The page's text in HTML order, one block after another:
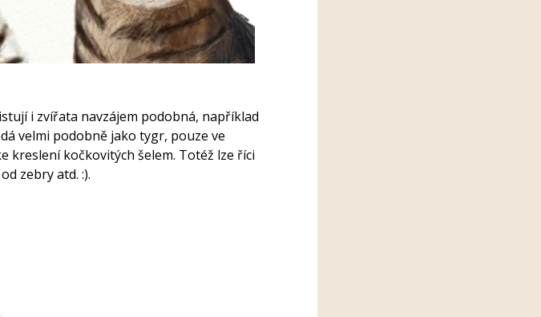
i zvířata navzájem podobná, například
velmi podobně jako tygr, pouze ve
kreslení kočkovitých šelem. Totéž lze říci
zebry atd. :).